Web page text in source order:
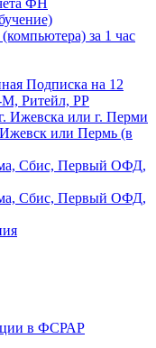
ФН
за 1 час
Подписка на 12
М, Ритейл, РР
Ижевска или г. Перми
Ижевск или Пермь (в
Сбис, Первый ОФД,
Сбис, Первый ОФД,
в ФСРАР